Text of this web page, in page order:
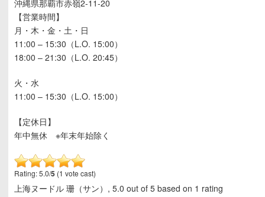
沖縄県那覇市赤嶺2-11-20
【営業時間】
月・木・金・土・日
11:00 – 15:30（L.O. 15:00）
18:00 – 21:30（L.O. 20:45）
火・水
11:00 – 15:30（L.O. 15:00）
【定休日】
年中無休 ※年末年始除く
Rating: 5.0/5 (1 vote cast)
上海ヌードル 珊（サン） ,5.0 out of5 based on 1 rating